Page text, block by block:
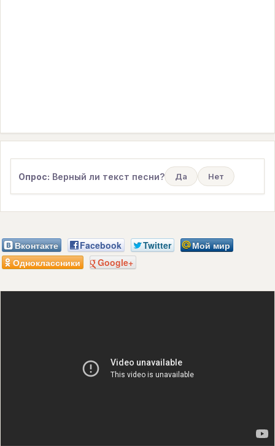
Опрос: Верный ли текст песни? Да Нет
Вконтакте Facebook Twitter
Мой мир
Одноклассники
Google+